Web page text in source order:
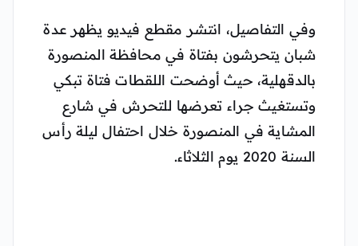
وفي التفاصيل، انتشر مقطع فيديو يظهر عدة
شبان يتحرشون بفتاة في محافظة المنصورة
بالدقهلية، حيث أوضحت اللقطات فتاة تبكي
وتستغيث جراء تعرضها للتحرش في شارع
المشاية في المنصورة خلال احتفال ليلة رأس
السنة 2020 يوم الثلاثاء.